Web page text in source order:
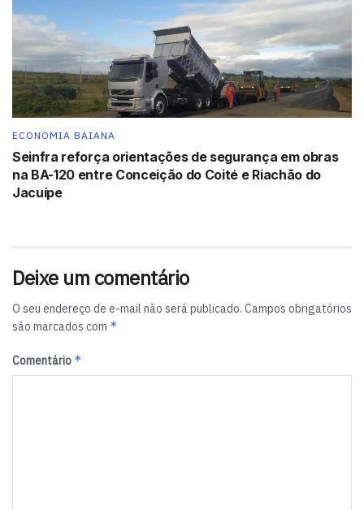
ECONOMIA BAIANA
Seinfra reforça orientações de segurança em obras
na BA-120 entre Conceição do Coité e Riachão do
Jacuípe
Deixe um comentário
O seu endereço de e-mail não será publicado. Campos obrigatórios
são marcados com *
Comentário *